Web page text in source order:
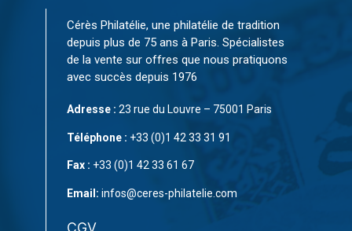
Cérès Philatélie, une philatélie de tradition
depuis plus de 75 ans à Paris. Spécialistes
de la vente sur offres que nous pratiquons
avec succès depuis 1976
Adresse : 23 rue du Louvre – 75001 Paris
Téléphone : +33 (0)1 42 33 31 91
Fax : +33 (0)1 42 33 61 67
Email: infos@ceres-philatelie.com
CGV